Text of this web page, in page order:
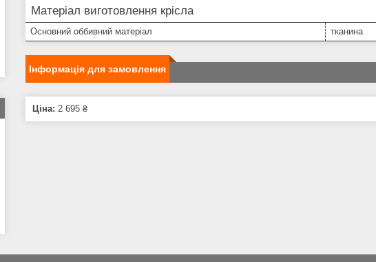
Матеріал виготовлення крісла
Основний оббивний матеріал тканина
Інформація для замовлення
Ціна: 2 695 ₴